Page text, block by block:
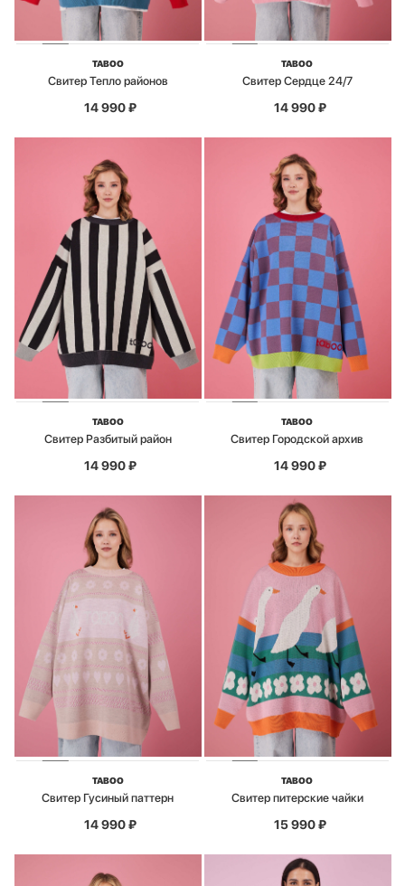
TABOO
Свитер Тепло районов
14 990₽
TABOO
Свитер Сердце 24/7
14 990₽
TABOO
Свитер Разбитый район
14 990₽
TABOO
Свитер Городской архив
14 990₽
TABOO
Свитер Гусиный паттерн
14 990₽
TABOO
Свитер питерские чайки
15 990₽